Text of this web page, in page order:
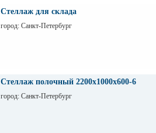
Стеллаж для склада
город: Санкт-Петербург
Стеллаж полочный 2200х1000х600-6
город: Санкт-Петербург